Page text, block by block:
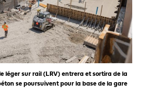
léger sur rail (LRV) entrera et sortira de la
se poursuivent pour la base de la gare